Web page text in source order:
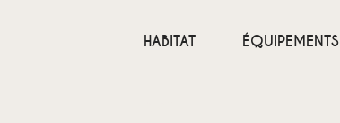
HABITAT ÉQUIPEMENTS